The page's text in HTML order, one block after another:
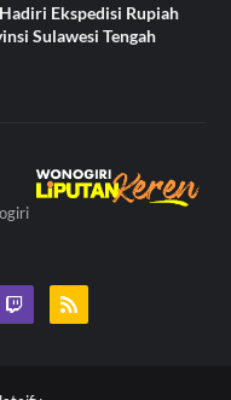
Ekspedisi Rupiah
Sulawesi Tengah